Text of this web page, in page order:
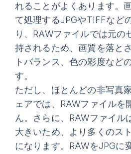
れることがよくあります。
て処理するJPGやTIFFなど
り、RAWファイルでは元の
持されるため、画質を落と
トバランス、色の彩度など
す。
ただし、ほとんどの非写真
ェアでは、RAWファイルを
ん。さらに、RAWファイル
大きいため、より多くのス
になります。RAWをJPGに